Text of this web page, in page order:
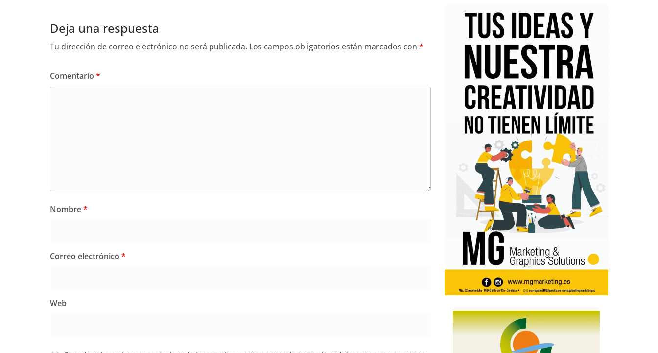
Deja una respuesta
Tu dirección de correo electrónico no será publicada. Los campos obligatorios están marcados con *
Comentario *
Nombre*
Correo electrónico *
Web